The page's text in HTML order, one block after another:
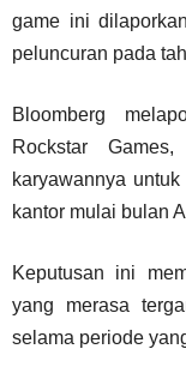
game ini
peluncuran pada
Bloomberg
Rockstar
karyawannya
kantor mulai bulan
Keputusan ini
yang merasa
selama periode